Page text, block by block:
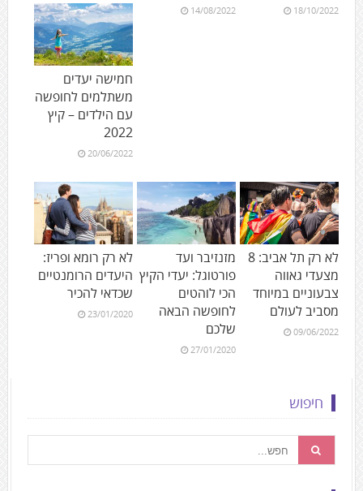
18/10/2022
14/08/2022
חמישה יעדים
משתלמים לחופשה
עם הילדים – קיץ
2022
20/06/2022
לא רק תל אביב: 8
מצעדי גאווה
צבעוניים במיוחד
מסביב לעולם
09/06/2022
מזנזיבר ועד
פורטוגל: יעדי הקיץ
הכי לוהטים
לחופשה הבאה
שלכם
27/01/2020
לא רק רומא ופריז:
היעדים הרומנטיים
שכדאי להכיר
23/01/2020
חיפוש